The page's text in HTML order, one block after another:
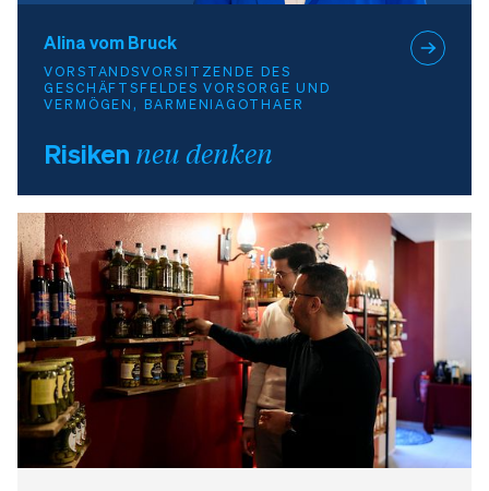
Alina vom Bruck
VORSTANDSVORSITZENDE DES
GESCHÄFTSFELDES VORSORGE UND
VERMÖGEN, BARMENIAGOTHAER
Risiken neu denken